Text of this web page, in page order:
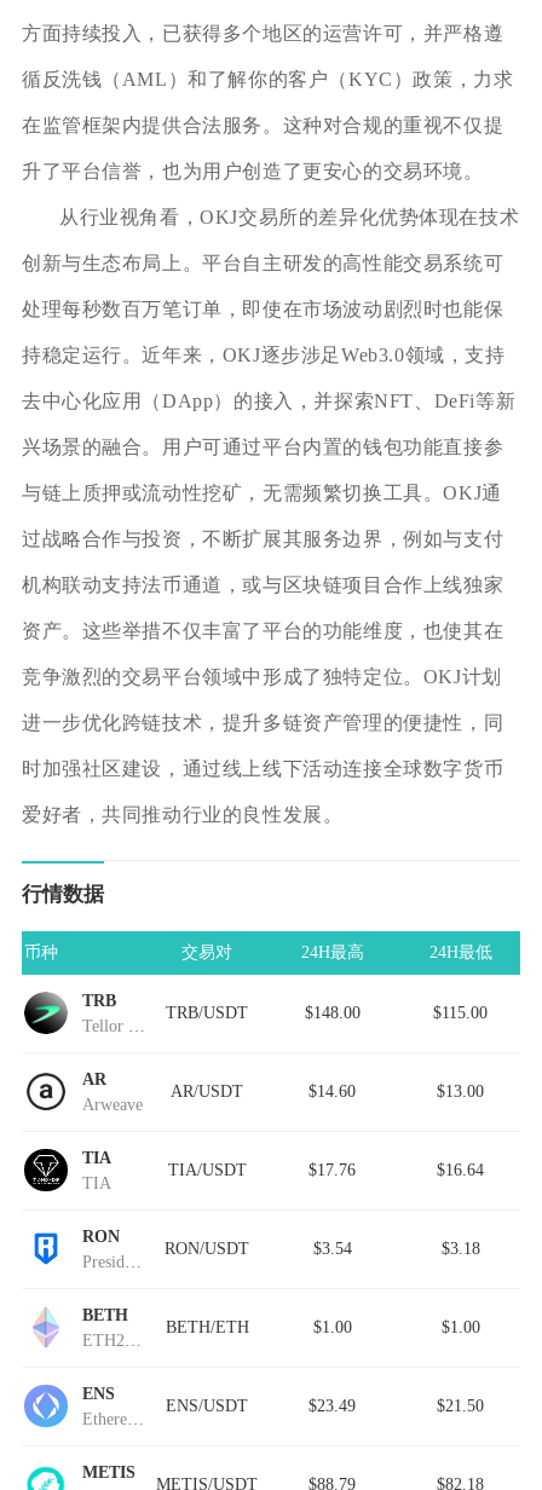
方面持续投入，已获得多个地区的运营许可，并严格遵
循反洗钱（AML）和了解你的客户（KYC）政策，力求
在监管框架内提供合法服务。这种对合规的重视不仅提
升了平台信誉，也为用户创造了更安心的交易环境。
从行业视角看，OKJ交易所的差异化优势体现在技术
创新与生态布局上。平台自主研发的高性能交易系统可
处理每秒数百万笔订单，即使在市场波动剧烈时也能保
持稳定运行。近年来，OKJ逐步涉足Web3.0领域，支持
去中心化应用（DApp）的接入，并探索NFT、DeFi等新
兴场景的融合。用户可通过平台内置的钱包功能直接参
与链上质押或流动性挖矿，无需频繁切换工具。OKJ通
过战略合作与投资，不断扩展其服务边界，例如与支付
机构联动支持法币通道，或与区块链项目合作上线独家
资产。这些举措不仅丰富了平台的功能维度，也使其在
竞争激烈的交易平台领域中形成了独特定位。OKJ计划
进一步优化跨链技术，提升多链资产管理的便捷性，同
时加强社区建设，通过线上线下活动连接全球数字货币
爱好者，共同推动行业的良性发展。
行情数据
币种 交易对 24H最高 24H最低
TRB
TRB/USDT $148.00 $115.00
AR
Arweave
AR/USDT $14.60 $13.00
TIA
TIA
TIA/USDT $17.76 $16.64
RON
RON/USDT $3.54 $3.18
BETH
BETH/ETH $1.00 $1.00
ENS
ENS/USDT $23.49 $21.50
METIS
METIS/USDT $88.79 $82.18